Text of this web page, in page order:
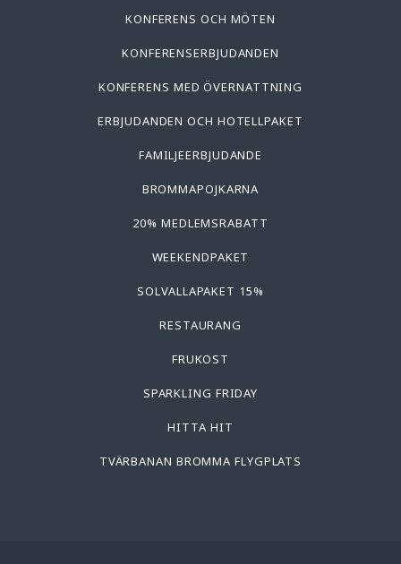
KONFERENS OCH MÖTEN
KONFERENSERBJUDANDEN
KONFERENS MED ÖVERNATTNING
ERBJUDANDEN OCH HOTELLPAKET
FAMILJEERBJUDANDE
BROMMAPOJKARNA
20% MEDLEMSRABATT
WEEKENDPAKET
SOLVALLAPAKET 15%
RESTAURANG
FRUKOST
SPARKLING FRIDAY
HITTA HIT
TVÄRBANAN BROMMA FLYGPLATS